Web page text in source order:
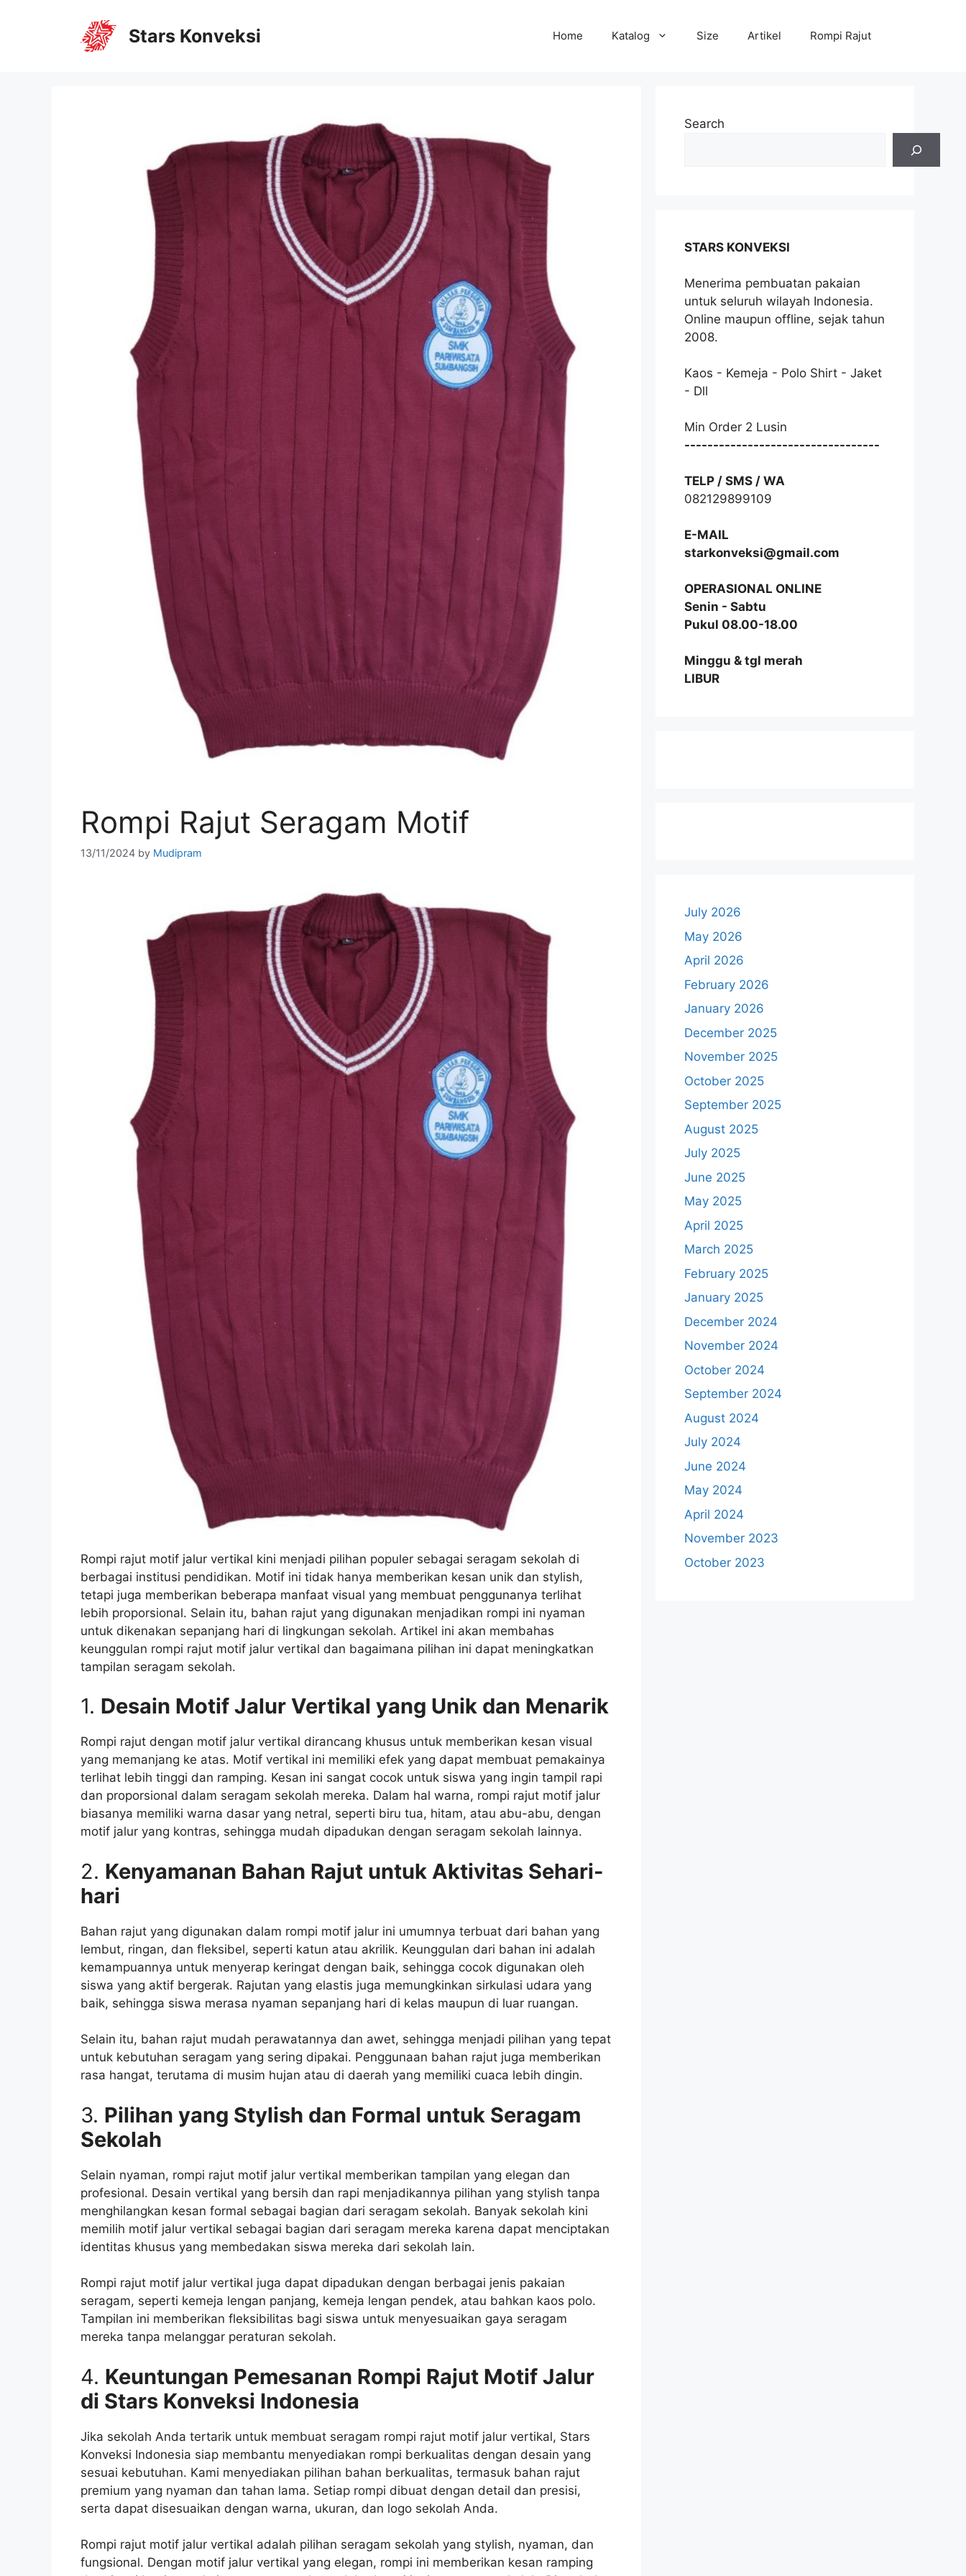
Stars Konveksi Home Katalog Size Artikel Rompi Rajut
Rompi Rajut Seragam Motif
13/11/2024 by Mudipram
Rompi rajut motif jalur vertikal kini menjadi pilihan populer sebagai seragam sekolah di
berbagai institusi pendidikan. Motif ini tidak hanya memberikan kesan unik dan stylish,
tetapi juga memberikan beberapa manfaat visual yang membuat penggunanya terlihat
lebih proporsional. Selain itu, bahan rajut yang digunakan menjadikan rompi ini nyaman
untuk dikenakan sepanjang hari di lingkungan sekolah. Artikel ini akan membahas
keunggulan rompi rajut motif jalur vertikal dan bagaimana pilihan ini dapat meningkatkan
tampilan seragam sekolah.
1. Desain Motif Jalur Vertikal yang Unik dan Menarik
Rompi rajut dengan motif jalur vertikal dirancang khusus untuk memberikan kesan visual
yang memanjang ke atas. Motif vertikal ini memiliki efek yang dapat membuat pemakainya
terlihat lebih tinggi dan ramping. Kesan ini sangat cocok untuk siswa yang ingin tampil rapi
dan proporsional dalam seragam sekolah mereka. Dalam hal warna, rompi rajut motif jalur
biasanya memiliki warna dasar yang netral, seperti biru tua, hitam, atau abu-abu, dengan
motif jalur yang kontras, sehingga mudah dipadukan dengan seragam sekolah lainnya.
2. Kenyamanan Bahan Rajut untuk Aktivitas Sehari-
hari
Bahan rajut yang digunakan dalam rompi motif jalur ini umumnya terbuat dari bahan yang
lembut, ringan, dan fleksibel, seperti katun atau akrilik. Keunggulan dari bahan ini adalah
kemampuannya untuk menyerap keringat dengan baik, sehingga cocok digunakan oleh
siswa yang aktif bergerak. Rajutan yang elastis juga memungkinkan sirkulasi udara yang
baik, sehingga siswa merasa nyaman sepanjang hari di kelas maupun di luar ruangan.
Selain itu, bahan rajut mudah perawatannya dan awet, sehingga menjadi pilihan yang tepat
untuk kebutuhan seragam yang sering dipakai. Penggunaan bahan rajut juga memberikan
rasa hangat, terutama di musim hujan atau di daerah yang memiliki cuaca lebih dingin.
3. Pilihan yang Stylish dan Formal untuk Seragam
Sekolah
Selain nyaman, rompi rajut motif jalur vertikal memberikan tampilan yang elegan dan
profesional. Desain vertikal yang bersih dan rapi menjadikannya pilihan yang stylish tanpa
menghilangkan kesan formal sebagai bagian dari seragam sekolah. Banyak sekolah kini
memilih motif jalur vertikal sebagai bagian dari seragam mereka karena dapat menciptakan
identitas khusus yang membedakan siswa mereka dari sekolah lain.
Rompi rajut motif jalur vertikal juga dapat dipadukan dengan berbagai jenis pakaian
seragam, seperti kemeja lengan panjang, kemeja lengan pendek, atau bahkan kaos polo.
Tampilan ini memberikan fleksibilitas bagi siswa untuk menyesuaikan gaya seragam
mereka tanpa melanggar peraturan sekolah.
4. Keuntungan Pemesanan Rompi Rajut Motif Jalur
di Stars Konveksi Indonesia
Jika sekolah Anda tertarik untuk membuat seragam rompi rajut motif jalur vertikal, Stars
Konveksi Indonesia siap membantu menyediakan rompi berkualitas dengan desain yang
sesuai kebutuhan. Kami menyediakan pilihan bahan berkualitas, termasuk bahan rajut
premium yang nyaman dan tahan lama. Setiap rompi dibuat dengan detail dan presisi,
serta dapat disesuaikan dengan warna, ukuran, dan logo sekolah Anda.
Rompi rajut motif jalur vertikal adalah pilihan seragam sekolah yang stylish, nyaman, dan
fungsional. Dengan motif jalur vertikal yang elegan, rompi ini memberikan kesan ramping
Search
STARS KONVEKSI
Menerima pembuatan pakaian
untuk seluruh wilayah Indonesia.
Online maupun offline, sejak tahun
2008.
Kaos - Kemeja - Polo Shirt - Jaket
- Dll
Min Order 2 Lusin
----------------------------------
TELP / SMS / WA
082129899109
E-MAIL
starkonveksi@gmail.com
OPERASIONAL ONLINE
Senin - Sabtu
Pukul 08.00-18.00
Minggu & tgl merah
LIBUR
July 2026
May 2026
April 2026
February 2026
January 2026
December 2025
November 2025
October 2025
September 2025
August 2025
July 2025
June 2025
May 2025
April 2025
March 2025
February 2025
January 2025
December 2024
November 2024
October 2024
September 2024
August 2024
July 2024
June 2024
May 2024
April 2024
November 2023
October 2023